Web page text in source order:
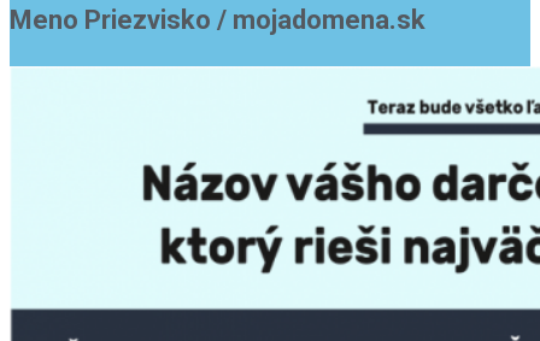
Meno Priezvisko / mojadomena.sk